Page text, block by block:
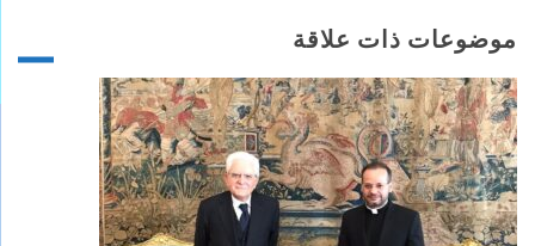
موضوعات ذات علاقة